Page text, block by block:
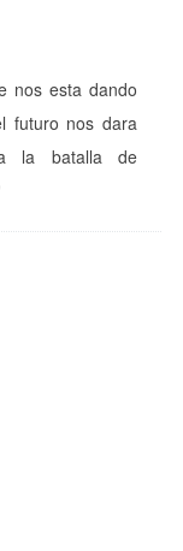
nos esta dando
futuro nos dara
la batalla de